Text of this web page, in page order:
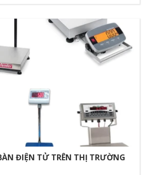
ĐIỆN TỬ TRÊN THỊ TRƯỜNG